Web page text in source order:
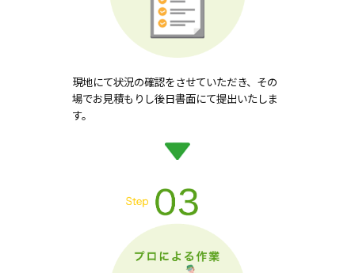
現地にて状況の確認をさせていただき、その
場でお見積もりし後日書面にて提出いたしま
す。